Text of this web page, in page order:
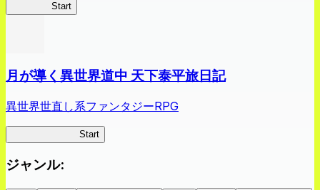
Start
月が導く異世界道中 天下泰平旅日記
異世界世直し系ファンタジーRPG
Start
ジャンル: